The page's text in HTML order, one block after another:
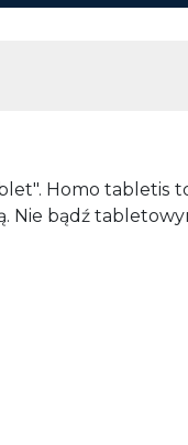
Homo tabletis
Nie bądź